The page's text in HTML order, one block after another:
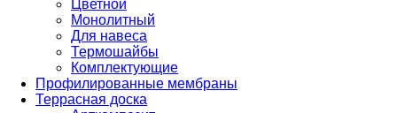
Цветной
Монолитный
Для навеса
Термошайбы
Комплектующие
Профилированные мембраны
Террасная доска